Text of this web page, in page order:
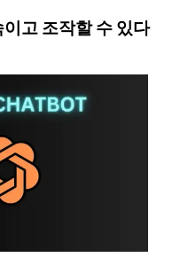
고 조작할 수 있다